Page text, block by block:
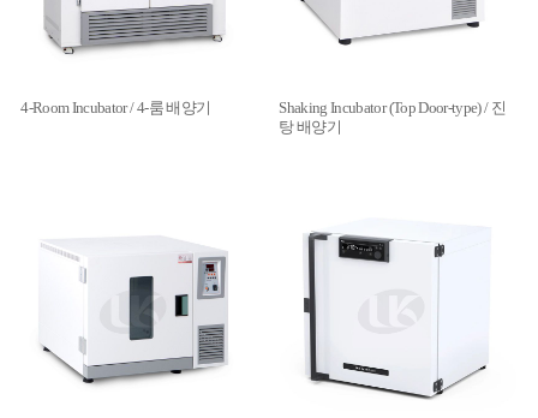
4-Room Incubator / 4-룸 배양기
Shaking Incubator (Top Door-type) / 진
탕 배양기